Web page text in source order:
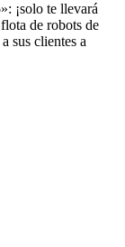
¡solo te llevará
de robots de
sus clientes a